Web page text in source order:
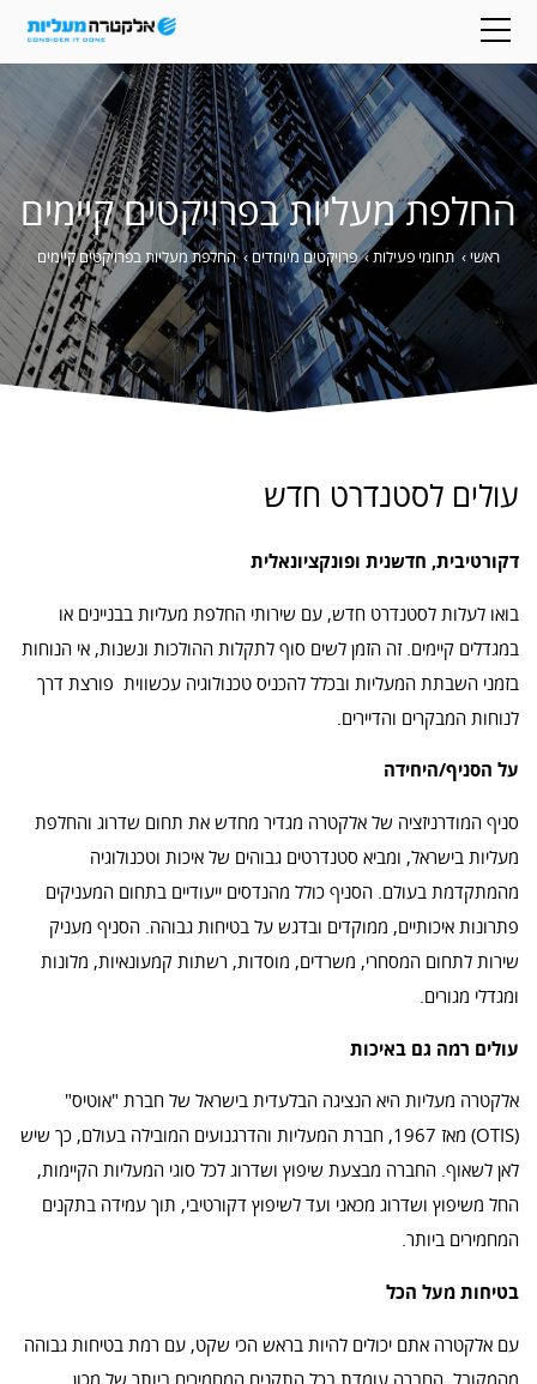
החלפת מעליות בפרויקטים קיימים
ראשי ›תחומי פעילות›פרויקטים מיוחדים› החלפת מעליות בפרויקטים קיימים
עולים לסטנדרט חדש
דקורטיבית, חדשנית ופונקציונאלית
בואו לעלות לסטנדרט חדש, עם שירותי החלפת מעליות בבניינים או
במגדלים קיימים. זה הזמן לשים סוף לתקלות ההולכות ונשנות, אי הנוחות
בזמני השבתת המעליות ובכלל להכניס טכנולוגיה עכשווית פורצת דרך
לנוחות המבקרים והדיירים.
על הסניף/היחידה
סניף המודרניזציה של אלקטרה מגדיר מחדש את תחום שדרוג והחלפת
מעליות בישראל, ומביא סטנדרטים גבוהים של איכות וטכנולוגיה
מהמתקדמת בעולם. הסניף כולל מהנדסים ייעודיים בתחום המעניקים
פתרונות איכותיים, ממוקדים ובדגש על בטיחות גבוהה. הסניף מעניק
שירות לתחום המסחרי, משרדים, מוסדות, רשתות קמעונאיות, מלונות
ומגדלי מגורים.
עולים רמה גם באיכות
אלקטרה מעליות היא הנציגה הבלעדית בישראל של חברת "אוטיס"
(OTIS) מאז 1967, חברת המעליות והדרגנועים המובילה בעולם, כך שיש
לאן לשאוף. החברה מבצעת שיפוץ ושדרוג לכל סוגי המעליות הקיימות,
החל משיפוץ ושדרוג מכאני ועד לשיפוץ דקורטיבי, תוך עמידה בתקנים
המחמירים ביותר.
בטיחות מעל הכל
עם אלקטרה אתם יכולים להיות בראש הכי שקט, עם רמת בטיחות גבוהה
מהמקובל. החברה עומדת בכל התקנים המחמירים ביותר של מכון